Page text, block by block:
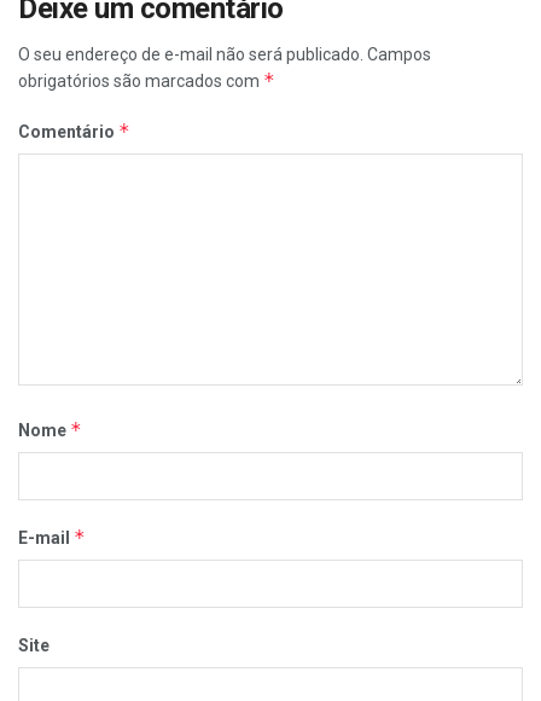
Deixe um comentário
O seu endereço de e-mail não será publicado. Campos
obrigatórios são marcados com *
Comentário *
Nome *
E-mail *
Site